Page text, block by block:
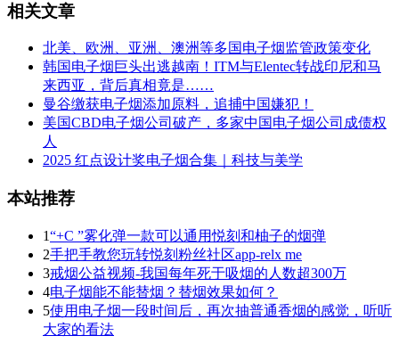
相关文章
北美、欧洲、亚洲、澳洲等多国电子烟监管政策变化
韩国电子烟巨头出逃越南！ITM与Elentec转战印尼和马
来西亚，背后真相竟是……
曼谷缴获电子烟添加原料，追捕中国嫌犯！
美国CBD电子烟公司破产，多家中国电子烟公司成债权
人
2025 红点设计奖电子烟合集｜科技与美学
本站推荐
1“+C ”雾化弹一款可以通用悦刻和柚子的烟弹
2手把手教您玩转悦刻粉丝社区app-relx me
3戒烟公益视频-我国每年死于吸烟的人数超300万
4电子烟能不能替烟？替烟效果如何？
5使用电子烟一段时间后，再次抽普通香烟的感觉，听听
大家的看法